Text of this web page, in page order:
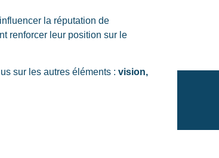
la réputation de
renforcer leur position sur le
sur les autres éléments : vision,